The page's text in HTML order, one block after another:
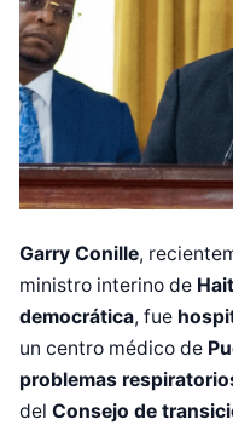
Garry Conille,
ministro interino de
democrática, fue
un centro médico de
problemas
del Consejo de